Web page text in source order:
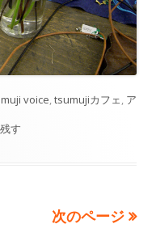
voice,tsumujiカフェ, ア
色々と
す
次のページ